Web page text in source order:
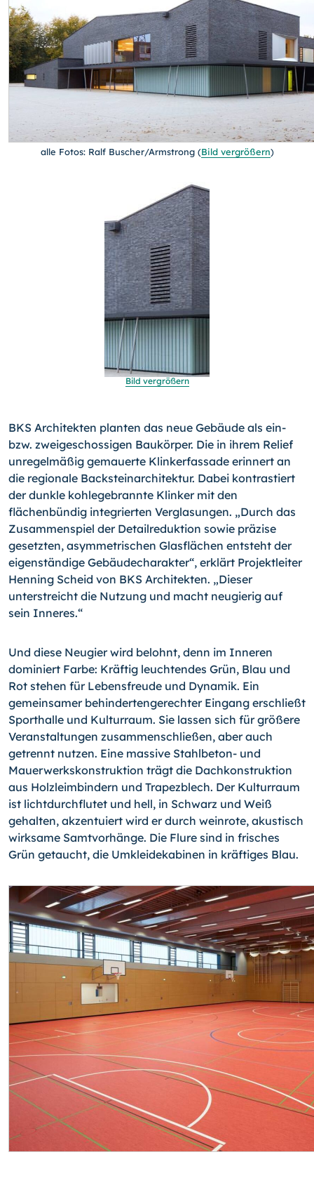
alle Fotos: Ralf Buscher/Armstrong(Bild vergrößern)
Bild vergrößern
BKS Architekten planten das neue Gebäude als ein-
bzw. zwei­geschossigen Baukörper. Die in ihrem Relief
unregelmäßig ge­mauerte Klinkerfassade erinnert an
die regionale Backsteinar­chitektur. Dabei kontrastiert
der dunkle kohlegebrannte Klinker mit den
flächenbündig integrierten Verglasungen. „Durch das
Zusammenspiel der Detailreduktion sowie präzise
gesetzten, asymmetrischen Glasflächen entsteht der
eigenständige Ge­bäudecharakter“, erklärt Projektleiter
Henning Scheid von BKS Architekten. „Dieser
unterstreicht die Nutzung und macht neu­gierig auf
sein Inneres.“
Und diese Neugier wird belohnt, denn im Inneren
dominiert Far­be: Kräftig leuchtendes Grün, Blau und
Rot stehen für Lebens­freude und Dynamik. Ein
gemeinsamer behindertengerechter Eingang erschließt
Sporthalle und Kulturraum. Sie lassen sich für größere
Veranstaltungen zusammenschließen, aber auch
getrennt nutzen. Eine massive Stahlbeton- und
Mauerwerks­konstruktion trägt die Dachkonstruktion
aus Holzleimbindern und Trapezblech. Der Kul­turraum
ist lichtdurchflutet und hell, in Schwarz und Weiß
gehalten, akzentuiert wird er durch weinrote, akustisch
wirksame Samtvorhänge. Die Flure sind in frisches
Grün getaucht, die Umkleidekabinen in kräftiges Blau.